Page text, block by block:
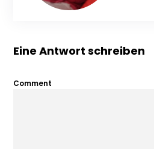
Eine Antwort schreiben
Comment